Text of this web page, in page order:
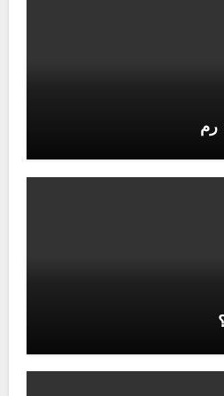
رم